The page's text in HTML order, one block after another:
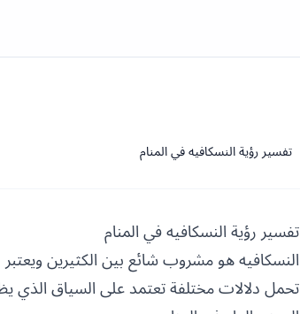
تفسير رؤية النسكافيه في المنام
تفسير رؤية النسكافيه في المنام
النسكافيه هو مشروب شائع بين الكثيرين ويعتبر
تحمل دلالات مختلفة تعتمد على السياق الذي